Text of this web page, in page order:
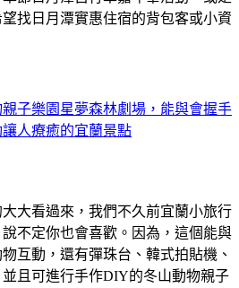
找日月潭實惠住宿的背包客或小資
親子樂園星夢森林劇場，能與會握手
人療癒的宜蘭景點
大看過來，我們不久前宜蘭小旅行
不定你也會喜歡。因為，這個能與
互動，還有彈珠台、韓式拍貼機、
且可進行手作DIY的冬山動物親子